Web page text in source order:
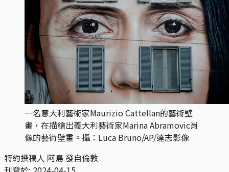
一名意大利藝術家Maurizio Cattellan的藝術壁
畫，在描繪出義大利藝術家Marina Abramovic肖
像的藝術壁畫。攝：Luca Bruno/AP/達志影像
特約撰稿人 阿島 發自倫敦